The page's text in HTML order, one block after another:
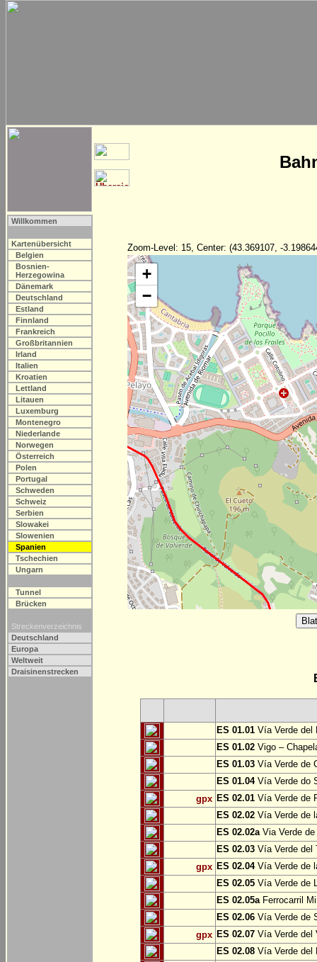
Willkommen
Kartenübersicht
Belgien
Bosnien-
Herzegowina
Dänemark
Deutschland
Estland
Finnland
Frankreich
Großbritannien
Irland
Italien
Kroatien
Lettland
Litauen
Luxemburg
Montenegro
Niederlande
Norwegen
Österreich
Polen
Portugal
Schweden
Schweiz
Serbien
Slowakei
Slowenien
Spanien
Tschechien
Ungarn
Tunnel
Brücken
Streckenverzeichnis
Deutschland
Europa
Weltweit
Draisinenstrecken
Zoom-Level: 15, Center: (43.369107, -
+
−
ES 01.01 Vía Verde del
ES 01.02 Vigo –
ES 01.03 Vía Verde de
ES 01.04Vía Verde do
gpx ES 02.01 Vía Verde de
ES 02.02 Vía Verde de
ES 02.02aVia Verde de
ES 02.03 Vía Verde del
gpx ES 02.04Vía Verde de
ES 02.05 Vía Verde de
ES 02.05aFerrocarril
ES 02.06 Vía Verde de
gpx ES 02.07 Vía Verde del
ES 02.08 Vía Verde del